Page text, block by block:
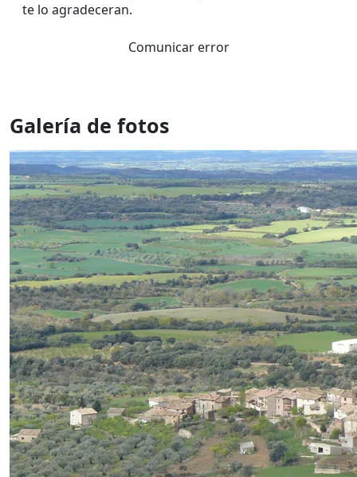
te lo agradeceran.
Comunicar error
Galería de fotos